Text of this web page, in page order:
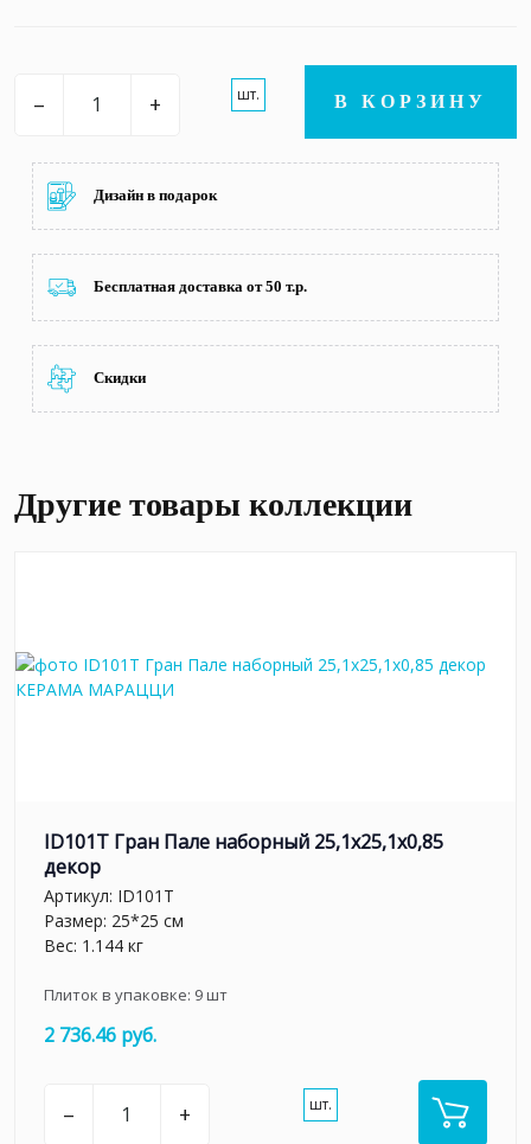
– + шт. В КОРЗИНУ
Дизайн в подарок
Бесплатная доставка от 50 т.р.
Скидки
Другие товары коллекции
ID101T Гран Пале наборный 25,1x25,1x0,85
декор
Артикул: ID101T
Размер: 25*25 см
Вес: 1.144 кг
Плиток в упаковке: 9шт
2 736.46 руб.
– + шт.